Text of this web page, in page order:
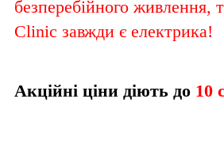
безперебійного живлення,
Clinic завжди є електрика!
Акційні ціни діють до 10